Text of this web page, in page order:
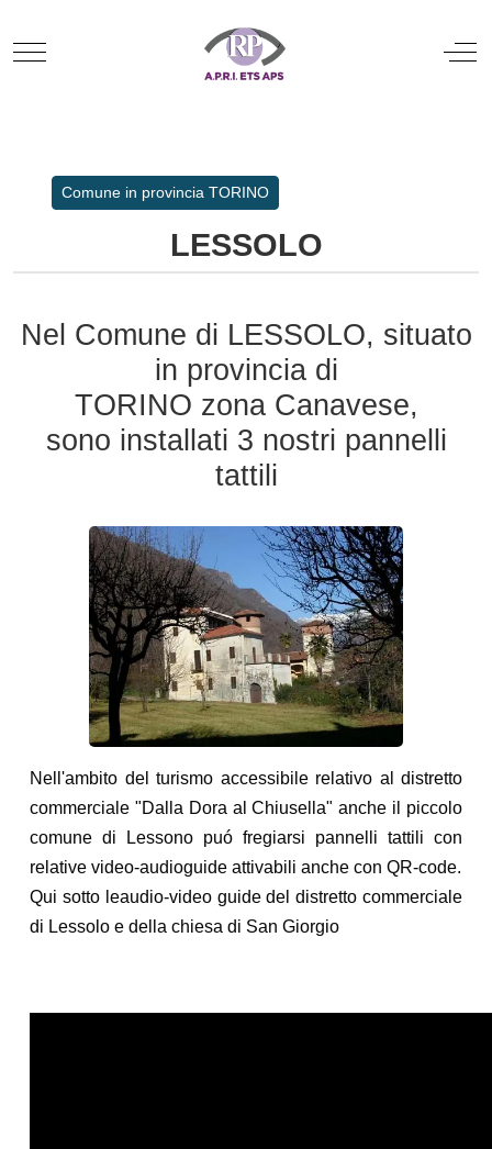
Mobile Menu Toggle Off-
Comune in provincia TORINO
LESSOLO
Nel Comune di LESSOLO, situato
in provincia di
TORINO zona Canavese,
sono installati 3 nostri pannelli
tattili
Nell'ambito del turismo accessibile relativo al distretto
commerciale "Dalla Dora al Chiusella" anche il piccolo
comune di Lessono puó fregiarsi pannelli tattili con
relative video-audioguide attivabili anche con QR-code.
Qui sotto leaudio-video guide del distretto commerciale
di Lessolo e della chiesa di San Giorgio